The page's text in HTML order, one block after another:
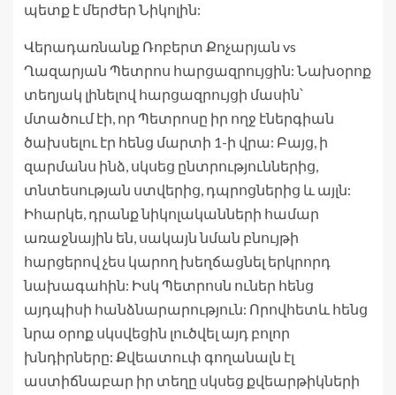
պետք է մերժեր Նիկոլին:
Վերադառնանք Ռոբերտ Քոչարյան vs
Ղազարյան Պետրոս հարցազրույցին: Նախօրոք
տեղյակ լինելով հարցազրույցի մասին՝
մտածում էի, որ Պետրոսը իր ողջ էներգիան
ծախսելու էր հենց մարտի 1-ի վրա: Բայց, ի
զարմանս ինձ, սկսեց ընտրություններից,
տնտեսության ստվերից, դպրոցներից և այլն:
Իհարկե, դրանք նիկոլականների համար
առաջնային են, սակայն նման բնույթի
հարցերով չես կարող խեղճացնել երկրորդ
նախագահին: Իսկ Պետրոսն ուներ հենց
այդպիսի հանձնարարություն: Որովհետև հենց
նրա օրոք սկսվեցին լուծվել այդ բոլոր
խնդիրները: Քվեատուփ գողանալն էլ
աստիճնաբար իր տեղը սկսեց քվեարթիկների